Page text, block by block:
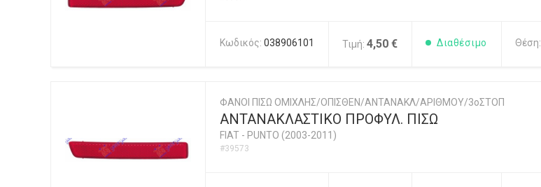
Κωδικός: 038906101 Τιμή: 4,50 € Διαθέσιμο Θέση:
ΦΑΝΟΙ ΠΙΣΩ ΟΜΙΧΛΗΣ/ΟΠΙΣΘΕΝ/ΑΝΤΑΝΑΚΛ/ΑΡΙΘΜΟΥ/3οΣΤΟΠ
ΑΝΤΑΝΑΚΛΑΣΤΙΚΟ ΠΡΟΦΥΛ. ΠΙΣΩ
FIAT - PUNTO (2003-2011)
#39573